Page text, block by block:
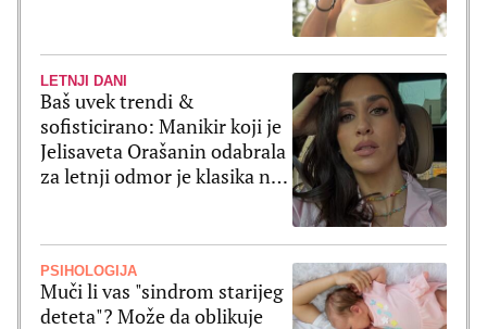
LETNJI DANI
Baš uvek trendi &
sofisticirano: Manikir koji je
Jelisaveta Orašanin odabrala
za letnji odmor je klasika na
PSIHOLOGIJA
Muči li vas "sindrom starijeg
deteta"? Može da oblikuje